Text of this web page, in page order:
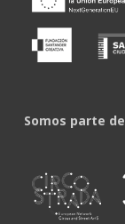
Somos parte de